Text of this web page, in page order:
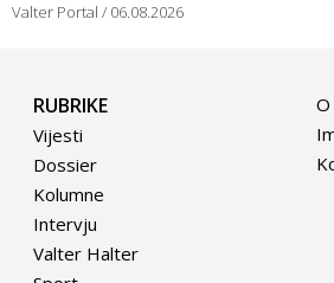
Valter Portal 06.08.2026
RUBRIKE
Vijesti
Dossier
Kolumne
Intervju
Valter Halter